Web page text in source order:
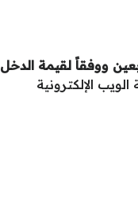
ووفقاً لقيمة الدخل
الإلكترونية